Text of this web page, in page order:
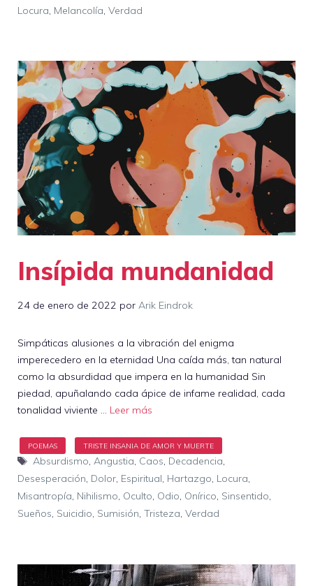
Locura Melancolía Verdad
Insípida mundanidad
24 de enero de 2022 por Arik Eindrok
Simpáticas alusiones a la vibración del enigma
imperecedero en la eternidad Una caída más, tan natural
como la absurdidad que impera en la humanidad Sin
piedad, apuñalando cada ápice de infame realidad, cada
tonalidad viviente … Leer más
Etiquetas
Absurdismo, Angustia, Caos, Decadencia,
Desesperación, Dolor, Espiritual, Hartazgo, Locura,
Misantropía, Nihilismo, Oculto, Odio, Onírico, Sinsentido,
Sueños, Suicidio, Sumisión, Tristeza, Verdad